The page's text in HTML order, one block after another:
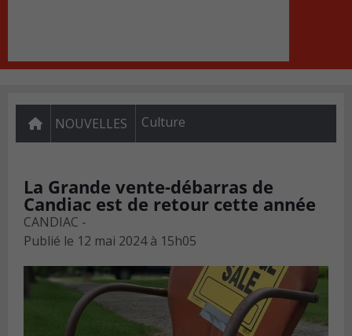
NOUVELLES Culture
La Grande vente-débarras de
Candiac est de retour cette année
CANDIAC -
Publié le 12 mai 2024 à 15h05